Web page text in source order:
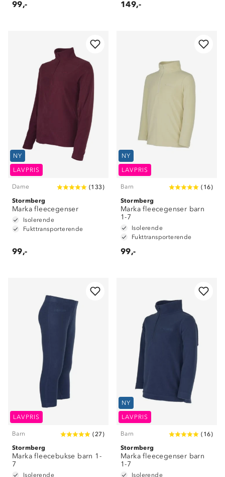
99,- 149,-
NY
LAVPRIS
Dame (133)
Stormberg
Marka fleecegenser
Isolerende
Fukttransporterende
99,-
NY
LAVPRIS
Barn ( 16)
Stormberg
Marka fleecegenser barn
1-7
Isolerende
Fukttransporterende
99,-
LAVPRIS
Barn (27)
Stormberg
Marka fleecebukse barn 1-
7
Isolerende
NY
LAVPRIS
Barn ( 16)
Stormberg
Marka fleecegenser barn
1-7
Isolerende